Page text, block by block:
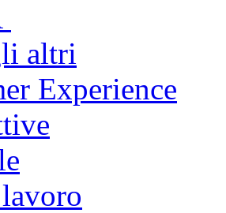
altri
Experience